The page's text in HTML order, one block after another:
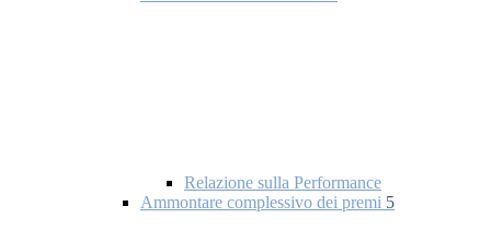
Relazione sulla Performance
Ammontare complessivo dei premi 5